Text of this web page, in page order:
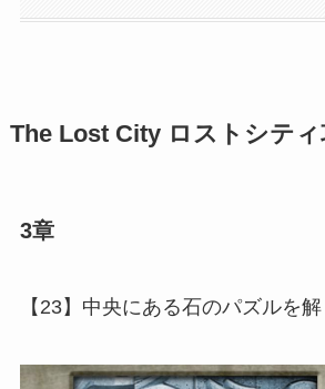
The Lost City ロストシテ
3章
【23】中央にある石のパズルを解